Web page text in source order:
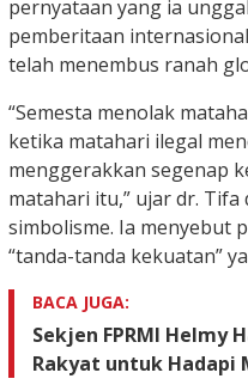
pernyataan yang ia
pemberitaan
telah menembus ranah
“Semesta menolak
ketika matahari ilegal
menggerakkan segenap
matahari itu,” ujar dr.
simbolisme. Ia menyebut
“tanda-tanda kekuatan”
BACA JUGA:
Sekjen FPRMI Helmy
Rakyat untuk Hadapi